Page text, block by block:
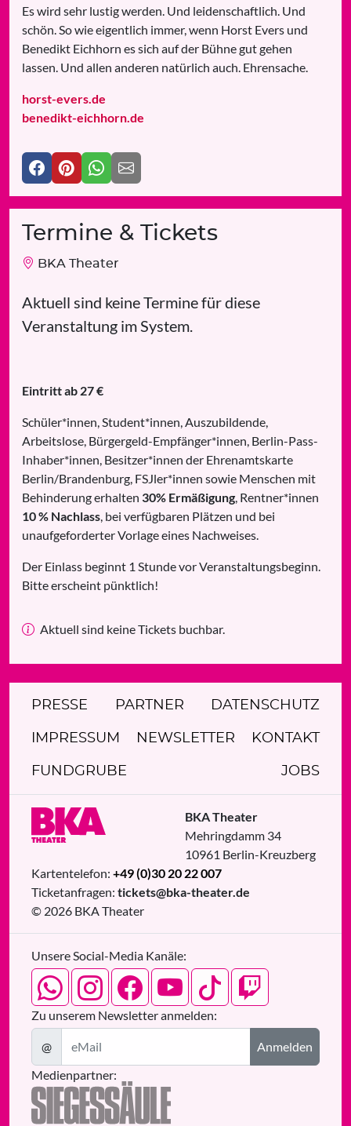
Es wird sehr lustig werden. Und leidenschaftlich. Und
schön. So wie eigentlich immer, wenn Horst Evers und
Benedikt Eichhorn es sich auf der Bühne gut gehen
lassen. Und allen anderen natürlich auch. Ehrensache.
horst-evers.de
benedikt-eichhorn.de
Termine & Tickets
BKA Theater
Aktuell sind keine Termine für diese
Veranstaltung im System.
Eintritt ab 27 €
Schüler*innen, Student*innen, Auszubildende,
Arbeitslose, Bürgergeld-Empfänger*innen, Berlin-Pass-
Inhaber*innen, Besitzer*innen der Ehrenamtskarte
Berlin/Brandenburg, FSJler*innen sowie Menschen mit
Behinderung erhalten 30% Ermäßigung , Rentner*innen
10 % Nachlass , bei verfügbaren Plätzen und bei
unaufgeforderter Vorlage eines Nachweises.
Der Einlass beginnt 1 Stunde vor Veranstaltungsbeginn.
Bitte erscheint pünktlich!
Aktuell sind keine Tickets buchbar.
PRESSE PARTNER DATENSCHUTZ
IMPRESSUM NEWSLETTER KONTAKT
FUNDGRUBE JOBS
BKA Theater
Mehringdamm 34
10961 Berlin-Kreuzberg
Kartentelefon: +49 (0)30 20 22 007
Ticketanfragen: tickets@bka-theater.de
© 2026 BKA Theater
Unsere Social-Media Kanäle:
Zu unserem Newsletter anmelden:
@
Anmelden
Medienpartner: